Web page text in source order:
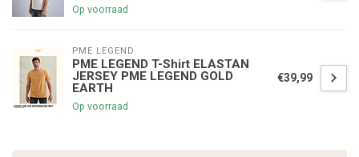
Op voorraad
PME LEGEND
PME LEGEND T-Shirt ELASTAN
JERSEY PME LEGEND GOLD
EARTH
Op voorraad
€39,99